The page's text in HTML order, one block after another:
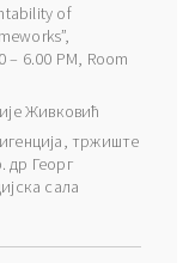
of
– 6.00 PM, Room
Живковић
тржиште
др Георг
сала